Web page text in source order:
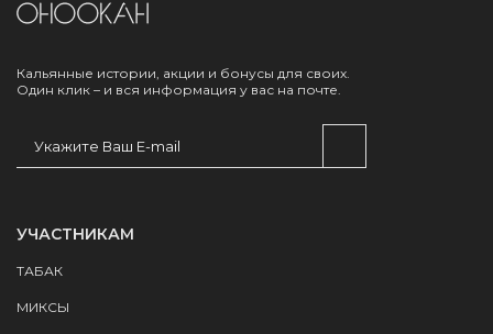
Кальянные истории, акции и бонусы для своих.
Один клик – и вся информация у вас на почте.
УЧАСТНИКАМ
ТАБАК
МИКСЫ